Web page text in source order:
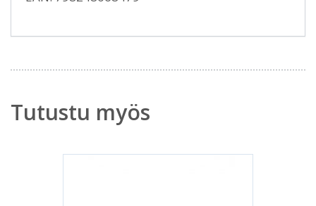
Tutustu myös